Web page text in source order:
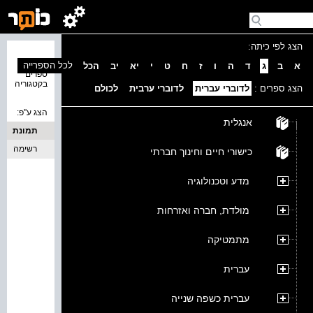
הצג לפי כיתה:
א
ב ג ד ה ו ז ח ט י יא יב הכל
הצג ספרים : לדוברי עברית לדוברי ערבית לכולם
אנגלית
כישורי חיים וחינוך חברתי
מדע וטכנולוגיה
מולדת, חברה ואזרחות
מתמטיקה
עברית
עברית כשפה שנייה
ספרים
בקטגוריה
לכל הספרייה
הצג ע''פ:
תמונת
כריכה
רשימה